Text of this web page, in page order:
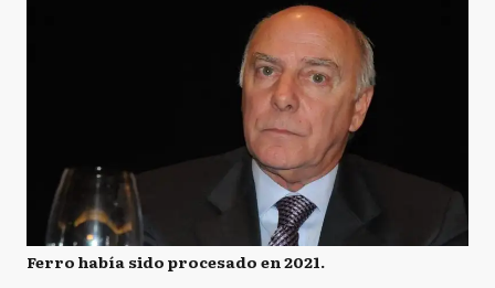
Ferro había sido procesado en 2021.